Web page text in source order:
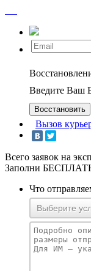
Введите Ваш
Вызов
Всего заявок на
Заполни
Что
Выберите